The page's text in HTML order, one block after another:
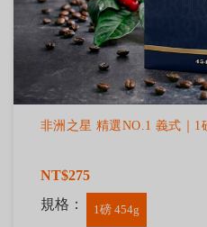
非洲之星 精選NO.1 義式｜1
NT$275
規格：
1磅 454g